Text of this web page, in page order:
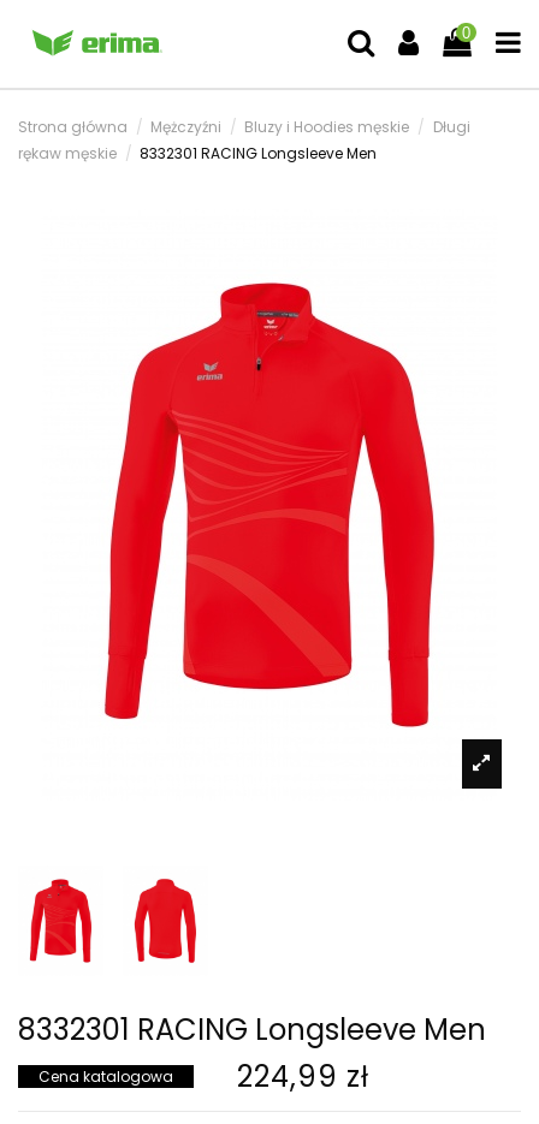
0
Strona główna Mężczyźni Bluzy i Hoodies męskie
Długi
rękaw męskie
8332301 RACING Longsleeve Men
8332301 RACING Longsleeve Men
Cena katalogowa 224,99 zł